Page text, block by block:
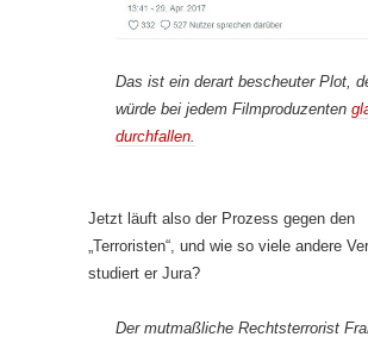
Das ist ein derart bescheuter Plot,
würde bei jedem Filmproduzenten
durchfallen.
Jetzt läuft also der Prozess gegen den
„Terroristen“, und wie so viele andere
studiert er Jura?
Der mutmaßliche Rechtsterrorist